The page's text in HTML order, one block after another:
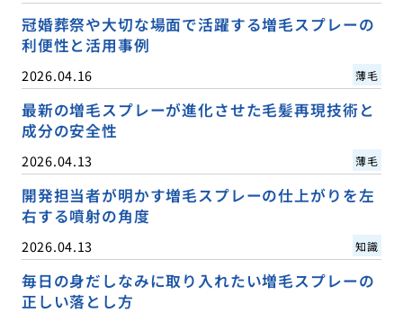
冠婚葬祭や大切な場面で活躍する増毛スプレーの
利便性と活用事例
2026.04.16 薄毛
最新の増毛スプレーが進化させた毛髪再現技術と
成分の安全性
2026.04.13 薄毛
開発担当者が明かす増毛スプレーの仕上がりを左
右する噴射の角度
2026.04.13 知識
毎日の身だしなみに取り入れたい増毛スプレーの
正しい落とし方